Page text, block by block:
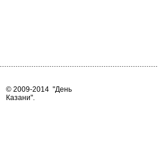
© 2009-2014 "День
Казани".